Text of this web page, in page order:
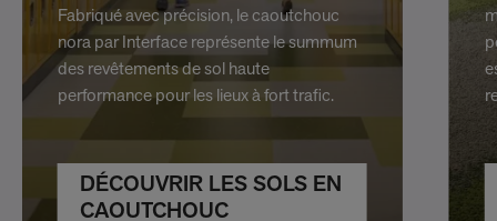
Fabriqué avec précision, le caoutchouc
nora par Interface représente le summum
des revêtements de sol haute
performance pour les lieux à fort trafic.
DÉCOUVRIR LES SOLS EN
CAOUTCHOUC